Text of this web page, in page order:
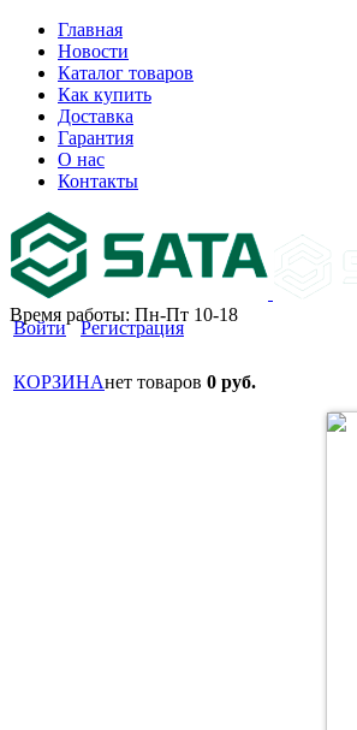
Главная
Новости
Каталог товаров
Как купить
Доставка
Гарантия
О нас
Контакты
Время работы: Пн-Пт 10-18
Войти Регистрация
КОРЗИНАнет товаров 0 руб.